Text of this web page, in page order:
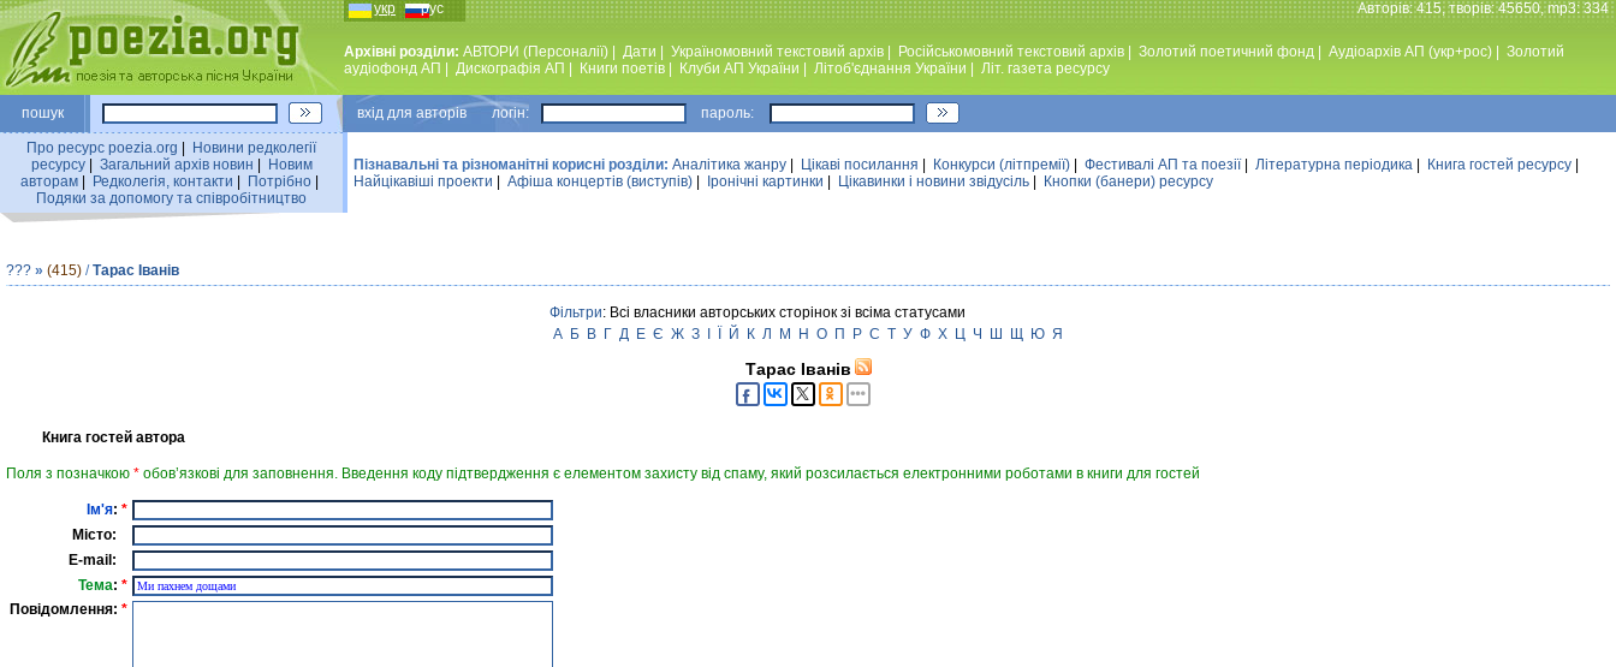
укр рус Авторiв: 415, творiв: 45650, mp3: 334
Архівні розділи: АВТОРИ (Персоналії) Дати Україномовний текстовий архiв Російськомовний текстовий архів Золотий поетичний фонд Аудiоархiв АП (укр+рос)
Золотий
аудiофонд АП
Дискографiя АП Книги поетiв Клуби АП України Лiтоб'єднання України Лiт. газета ресурсу
пошук вхiд для авторiв логін: пароль:
Про ресурс poezia.org
Новини редколегiї
ресурсу| Загальний архiв новин
Новим
авторам
Редколегiя, контакти Потрiбно
Подяки за допомогу та співробітництво
Пізнавальні та різноманітні корисні розділи: Аналiтика жанру Цікаві посилання Конкурси (лiтпремiї) Фестивалi АП та поезiї| Літературна періодика Книга гостей ресурсу
Найцiкавiшi проекти
Афіша концертів (виступів) Iронiчнi картинки Цікавинки і новини звідусіль Кнопки (банери) ресурсу
??? » (415) /Тарас Іванів
Фільтри: Всі власники авторських сторінок зі всіма статусами
А Б В Г Д Е Є Ж З Й К Л М Н О П Р С Т У Ф Х Ц Ч Ш Щ Ю Я
Тарас Іванів
Книга гостей автора
Поля з позначкою * обов’язкові для заповнення. Введення коду підтвердження є елементом захисту від спаму, який розсилається електронними роботами в книги для гостей
Ім'я: *
Місто:
E-mail:
Тема: *
Повідомлення: *